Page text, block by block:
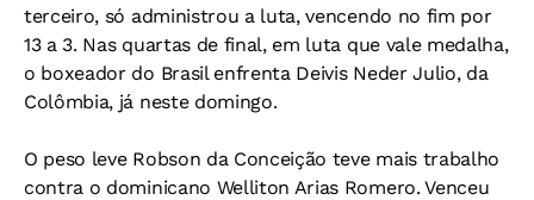
terceiro, só administrou a luta, vencendo no fim por
13 a 3. Nas quartas de final, em luta que vale medalha,
o boxeador do Brasil enfrenta Deivis Neder Julio, da
Colômbia, já neste domingo.
O peso leve Robson da Conceição teve mais trabalho
contra o dominicano Welliton Arias Romero. Venceu